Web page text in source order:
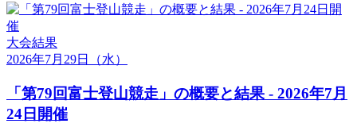
大会結果
2026年7月29日
（水）
「第79回富士登山競走」の概要と結果 - 2026年7月
24日開催